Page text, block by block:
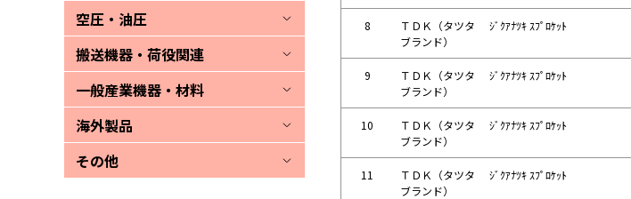
空圧・油圧
搬送機器・荷役関連
一般産業機器・材料
海外製品
その他
8
ＴＤＫ（タツタ
ブランド）
ｼﾞｸｱﾅﾂｷ ｽﾌﾟﾛｹｯﾄ
9
ＴＤＫ（タツタ
ブランド）
ｼﾞｸｱﾅﾂｷ ｽﾌﾟﾛｹｯﾄ
10
ＴＤＫ（タツタ
ブランド）
ｼﾞｸｱﾅﾂｷ ｽﾌﾟﾛｹｯﾄ
11
ＴＤＫ（タツタ
ブランド）
ｼﾞｸｱﾅﾂｷ ｽﾌﾟﾛｹｯﾄ